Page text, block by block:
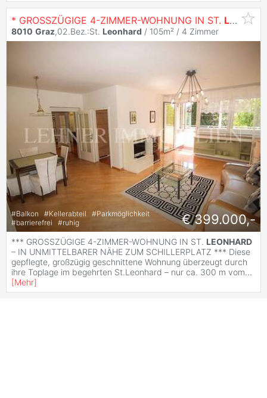
* GROSSZÜGIGE 4-ZIMMER-WOHNUNG IN ST. LEONHARD
8010 Graz,02.Bez.:St. Leonhard / 105m² / 4 Zimmer
#Balkon #Kellerabteil #Parkmöglichkeit
#barrierefrei #ruhig € 399.000,-
*** GROSSZÜGIGE 4-ZIMMER-WOHNUNG IN ST. LEONHARD
– IN UNMITTELBARER NÄHE ZUM SCHILLERPLATZ *** Diese
gepflegte, großzügig geschnittene Wohnung überzeugt durch
ihre Toplage im begehrten St.Leonhard – nur ca. 300 m vom...
[Mehr]